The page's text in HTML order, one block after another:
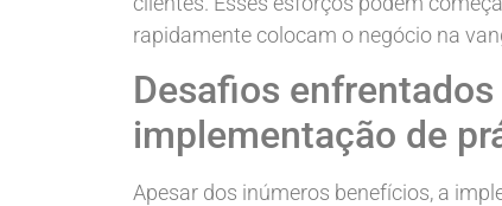
rapidamente colocam o negócio na
Desafios
implementação de
Apesar dos inúmeros benefícios, a